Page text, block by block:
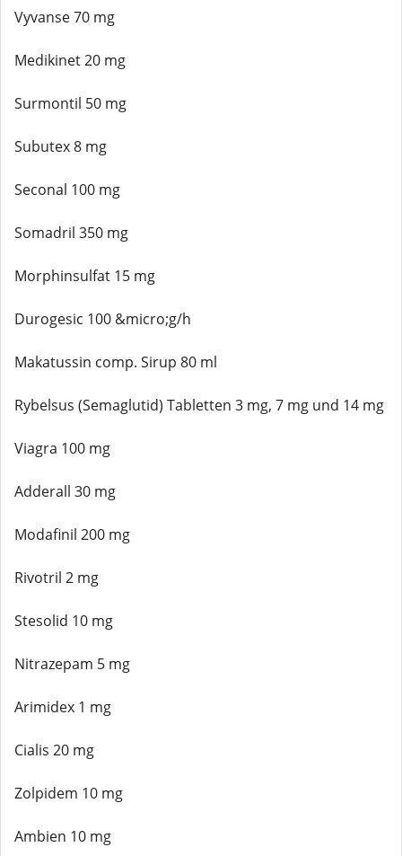
Vyvanse 70 mg
Medikinet 20 mg
Surmontil 50 mg
Subutex 8 mg
Seconal 100 mg
Somadril 350 mg
Morphinsulfat 15 mg
Durogesic 100 &micro;g/h
Makatussin comp. Sirup 80 ml
Rybelsus (Semaglutid) Tabletten 3 mg, 7 mg und 14 mg
Viagra 100 mg
Adderall 30 mg
Modafinil 200 mg
Rivotril 2 mg
Stesolid 10 mg
Nitrazepam 5 mg
Arimidex 1 mg
Cialis 20 mg
Zolpidem 10 mg
Ambien 10 mg